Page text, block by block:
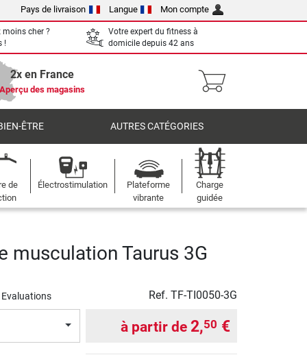
Pays de livraison Langue Mon compte
moins cher ?
!
Votre expert du fitness à
domicile depuis 42 ans
2x en France
des magasins
ÊTRE AUTRES CATÉGORIES
de
Électrostimulation
Plateforme
vibrante
Charge
guidée
musculation Taurus 3G
Ref. TF-TI0050-3G
à partir de 2,50 €